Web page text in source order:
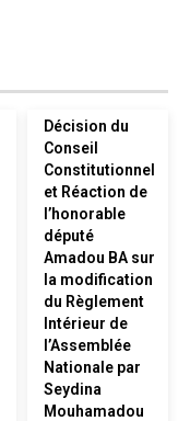
Décision du
Conseil
Constitutionnel
et Réaction de
l’honorable
député
Amadou BA sur
la modification
du Règlement
Intérieur de
l’Assemblée
Nationale par
Seydina
Mouhamadou